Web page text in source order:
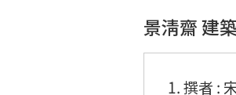
景淸齋 建
1. 撰者 :